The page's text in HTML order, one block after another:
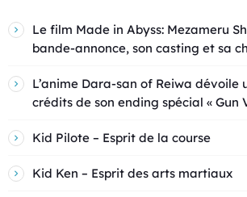
Le film Made in Abyss: Mezameru
bande-annonce, son casting et sa
L’anime Dara-san of Reiwa dévoile
crédits de son ending spécial « Gun
Kid Pilote – Esprit de la course
Kid Ken – Esprit des arts martiaux